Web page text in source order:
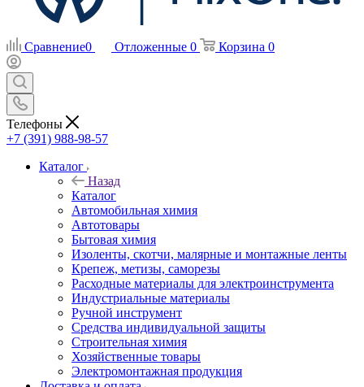
Сравнение0 Отложенные 0 Корзина 0
Телефоны
+7 (391) 988-98-57
Каталог
Назад
Каталог
Автомобильная химия
Автотовары
Бытовая химия
Изоленты, скотчи, малярные и монтажные ленты
Крепеж, метизы, саморезы
Расходные материалы для электроинструмента
Индустриальные материалы
Ручной инструмент
Средства индивидуальной защиты
Строительная химия
Хозяйственные товары
Электромонтажная продукция